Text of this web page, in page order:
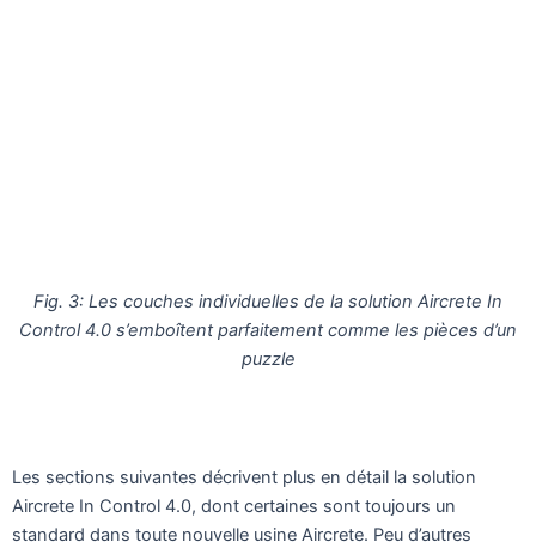
Fig. 3: Les couches individuelles de la solution Aircrete In
Control 4.0 s’emboîtent parfaitement comme les pièces d’un
puzzle
Les sections suivantes décrivent plus en détail la solution
Aircrete In Control 4.0, dont certaines sont toujours un
standard dans toute nouvelle usine Aircrete. Peu d’autres